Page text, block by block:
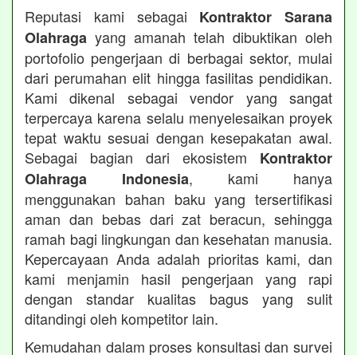
Reputasi kami sebagai Kontraktor Sarana
Olahraga yang amanah telah dibuktikan oleh
portofolio pengerjaan di berbagai sektor, mulai
dari perumahan elit hingga fasilitas pendidikan.
Kami dikenal sebagai vendor yang sangat
terpercaya karena selalu menyelesaikan proyek
tepat waktu sesuai dengan kesepakatan awal.
Sebagai bagian dari ekosistem Kontraktor
Olahraga Indonesia, kami hanya
menggunakan bahan baku yang tersertifikasi
aman dan bebas dari zat beracun, sehingga
ramah bagi lingkungan dan kesehatan manusia.
Kepercayaan Anda adalah prioritas kami, dan
kami menjamin hasil pengerjaan yang rapi
dengan standar kualitas bagus yang sulit
ditandingi oleh kompetitor lain.
Kemudahan dalam proses konsultasi dan survei